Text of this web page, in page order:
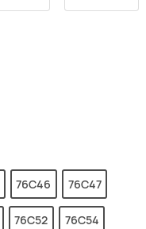
76C46 76C47
76C52 76C54